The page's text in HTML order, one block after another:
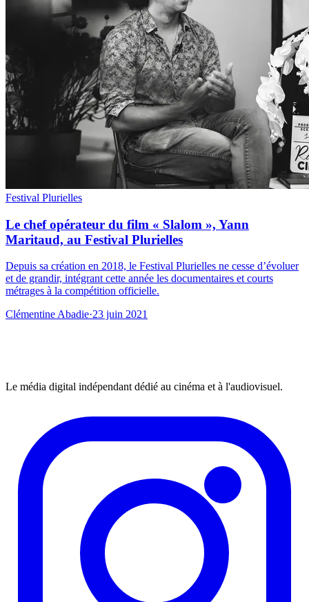
Festival Plurielles
Le chef opérateur du film « Slalom », Yann
Maritaud, au Festival Plurielles
Depuis sa création en 2018, le Festival Plurielles ne cesse d’évoluer
et de grandir, intégrant cette année les documentaires et courts
métrages à la compétition officielle.
Clémentine Abadie·23 juin 2021
Le média digital indépendant dédié au cinéma et à l'audiovisuel.